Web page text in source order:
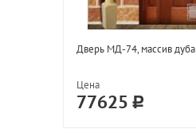
Дверь МД-74, массив дуба
Цена
77625